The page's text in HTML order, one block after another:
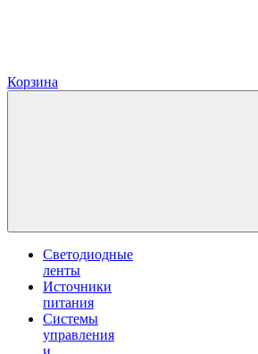
Корзина
Светодиодные
ленты
Источники
питания
Системы
управления
и